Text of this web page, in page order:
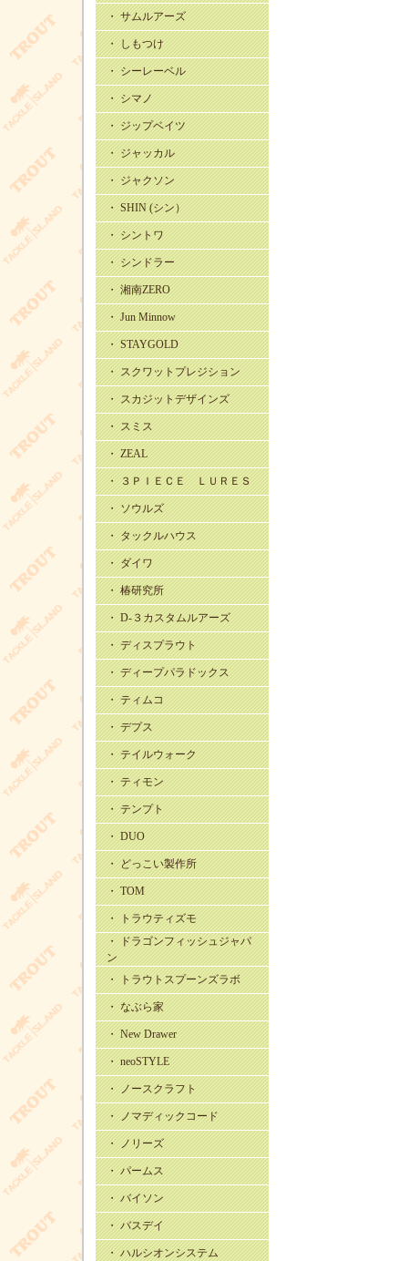
・ サムルアーズ
・ しもつけ
・ シーレーベル
・ シマノ
・ ジップベイツ
・ ジャッカル
・ ジャクソン
・ SHIN (シン）
・ シントワ
・ シンドラー
・ 湘南ZERO
・ Jun Minnow
・ STAYGOLD
・ スクワットプレジション
・ スカジットデザインズ
・ スミス
・ ZEAL
・ ３ＰＩＥＣＥ ＬＵＲＥＳ
・ ソウルズ
・ タックルハウス
・ ダイワ
・ 椿研究所
・ D-３カスタムルアーズ
・ ディスプラウト
・ ディープパラドックス
・ ティムコ
・ デプス
・ テイルウォーク
・ ティモン
・ テンプト
・ DUO
・ どっこい製作所
・ TOM
・ トラウティズモ
・ ドラゴンフィッシュジャパ
ン
・ トラウトスプーンズラボ
・ なぶら家
・ New Drawer
・ neoSTYLE
・ ノースクラフト
・ ノマディックコード
・ ノリーズ
・ パームス
・ バイソン
・ バスデイ
・ ハルシオンシステム